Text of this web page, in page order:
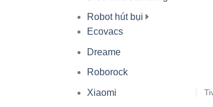
Robot hút bụi
Ecovacs
Dreame
Roborock
Xiaomi